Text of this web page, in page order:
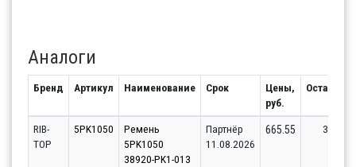
Аналоги
Бренд Артикул Наименование Срок
Цены,
руб.
Остаток
RIB-
TOP
5PK1050
Ремень
5PK1050
38920-PK1-013
Партнёр
11.08.2026
665.55 3